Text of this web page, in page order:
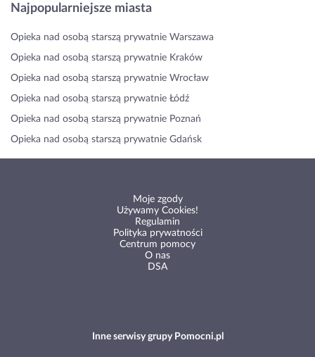
Najpopularniejsze miasta
Opieka nad osobą starszą prywatnie Warszawa
Opieka nad osobą starszą prywatnie Kraków
Opieka nad osobą starszą prywatnie Wrocław
Opieka nad osobą starszą prywatnie Łódź
Opieka nad osobą starszą prywatnie Poznań
Opieka nad osobą starszą prywatnie Gdańsk
Moje zgody
Używamy Cookies!
Regulamin
Polityka prywatności
Centrum pomocy
O nas
DSA
Inne serwisy grupy Pomocni.pl